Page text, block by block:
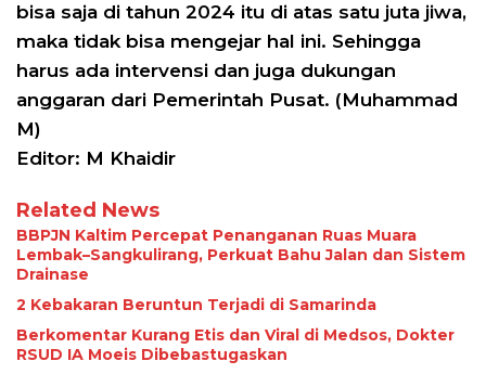
bisa saja di tahun 2024 itu di atas satu juta jiwa,
maka tidak bisa mengejar hal ini. Sehingga
harus ada intervensi dan juga dukungan
anggaran dari Pemerintah Pusat. (Muhammad
M)
Editor: M Khaidir
Related News
BBPJN Kaltim Percepat Penanganan Ruas Muara
Lembak–Sangkulirang, Perkuat Bahu Jalan dan Sistem
Drainase
2 Kebakaran Beruntun Terjadi di Samarinda
Berkomentar Kurang Etis dan Viral di Medsos, Dokter
RSUD IA Moeis Dibebastugaskan